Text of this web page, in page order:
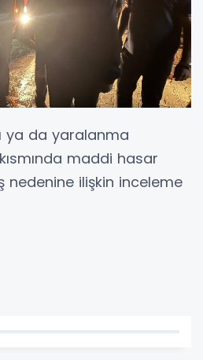
ya da yaralanma
maddi hasar
nedenine ilişkin inceleme